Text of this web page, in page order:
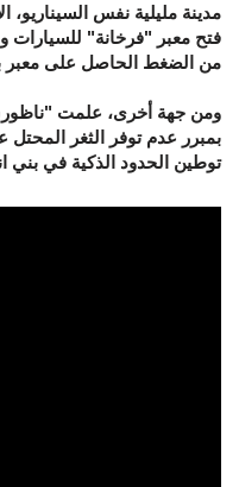
مدينة مليلية نفس السيناريو،
فتح معبر "فرخانة" للسيارات
من الضغط الحاصل على معبر
ومن جهة أخرى، علمت
بمبرر عدم توفر الثغر
توطين الحدود الذكية في بني